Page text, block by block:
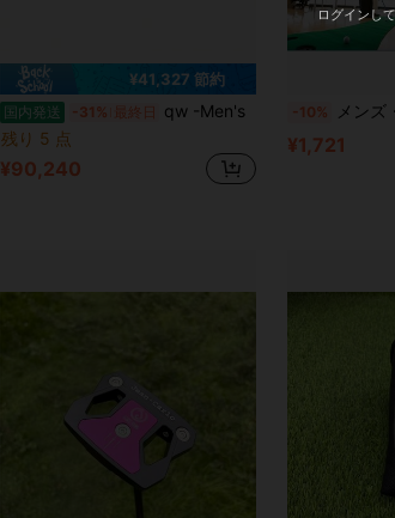
¥41,327 節約
国内発送 -31% 最終日
qw -Men's
残り 5 点
¥90,240
-10% メンズ・レディース用ゴルフパター 伸縮式シャフト付き 初心
¥1,721
ログインし